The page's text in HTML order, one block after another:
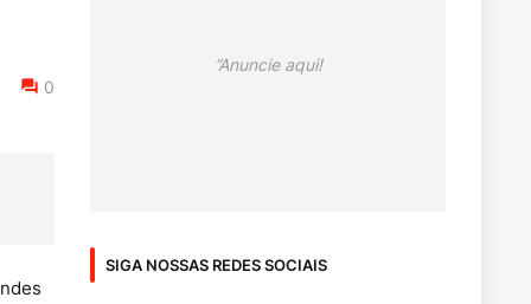
0
”Anuncie aqui!
SIGA NOSSAS REDES SOCIAIS